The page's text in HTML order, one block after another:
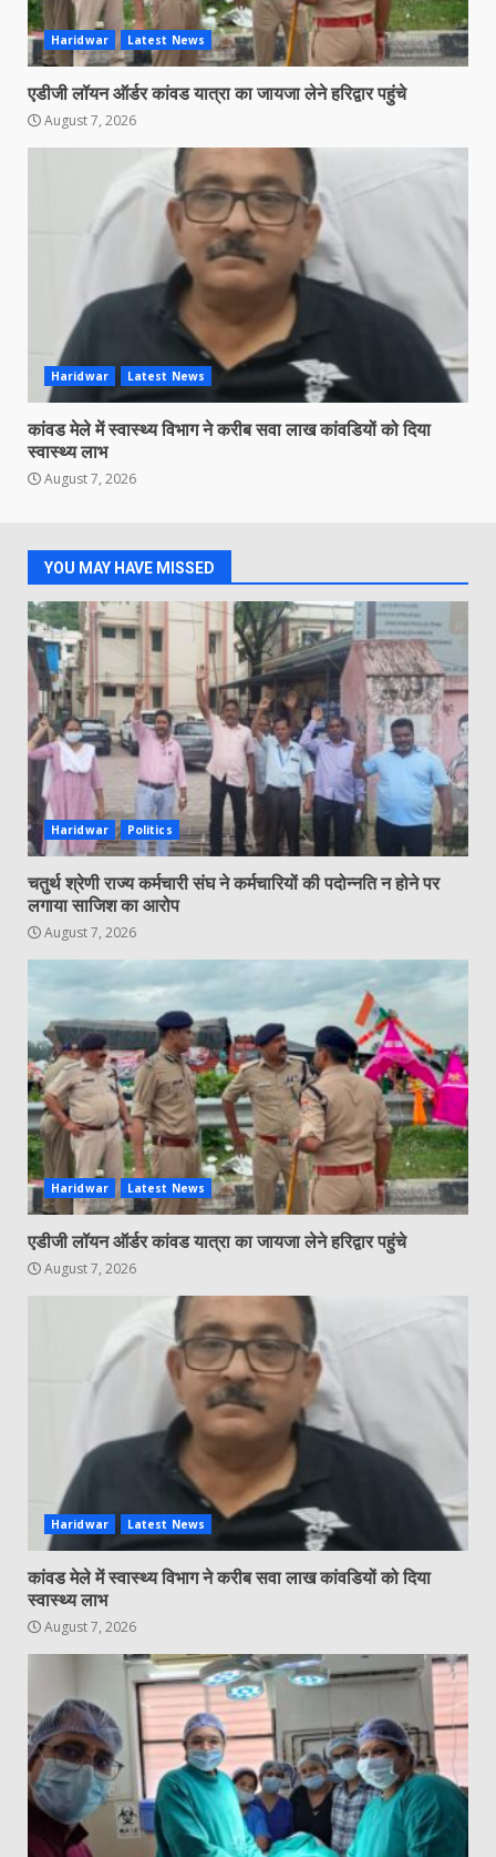
Haridwar Latest News
एडीजी लॉयन ऑर्डर कांवड यात्रा का जायजा लेने हरिद्वार पहुंचे
August 7, 2026
Haridwar Latest News
कांवड मेले में स्वास्थ्य विभाग ने करीब सवा लाख कांवडियों को दिया
स्वास्थ्य लाभ
August 7, 2026
YOU MAY HAVE MISSED
Haridwar Politics
चतुर्थ श्रेणी राज्य कर्मचारी संघ ने कर्मचारियों की पदोन्नति न होने पर
लगाया साजिश का आरोप
August 7, 2026
Haridwar Latest News
एडीजी लॉयन ऑर्डर कांवड यात्रा का जायजा लेने हरिद्वार पहुंचे
August 7, 2026
Haridwar Latest News
कांवड मेले में स्वास्थ्य विभाग ने करीब सवा लाख कांवडियों को दिया
स्वास्थ्य लाभ
August 7, 2026